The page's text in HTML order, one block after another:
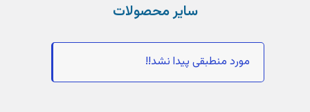
سایر محصولات
مورد منطبقی پیدا نشد!!